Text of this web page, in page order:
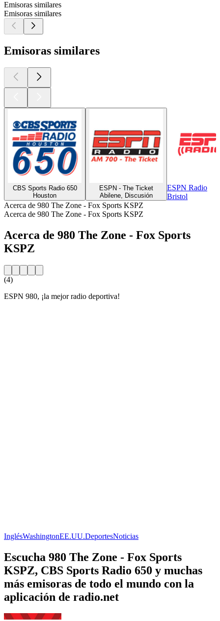
Emisoras similares
Emisoras similares
Emisoras similares
CBS Sports Radio 650
Houston
ESPN - The Ticket
Abilene, Discusión
ESPN Radio
Bristol
Acerca de 980 The Zone - Fox Sports KSPZ
Acerca de 980 The Zone - Fox Sports KSPZ
Acerca de 980 The Zone - Fox Sports
KSPZ
(4)
ESPN 980, ¡la mejor radio deportiva!
InglésWashingtonEE.UU.DeportesNoticias
Escucha 980 The Zone - Fox Sports
KSPZ, CBS Sports Radio 650 y muchas
más emisoras de todo el mundo con la
aplicación de radio.net